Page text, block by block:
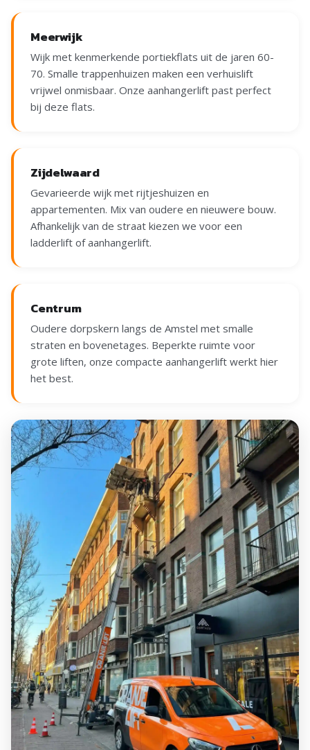
Meerwijk
Wijk met kenmerkende portiekflats uit de jaren 60-
70. Smalle trappenhuizen maken een verhuislift
vrijwel onmisbaar. Onze aanhangerlift past perfect
bij deze flats.
Zijdelwaard
Gevarieerde wijk met rijtjeshuizen en
appartementen. Mix van oudere en nieuwere bouw.
Afhankelijk van de straat kiezen we voor een
ladderlift of aanhangerlift.
Centrum
Oudere dorpskern langs de Amstel met smalle
straten en bovenetages. Beperkte ruimte voor
grote liften, onze compacte aanhangerlift werkt hier
het best.